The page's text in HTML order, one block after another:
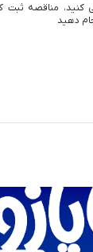
کنید، مناقصه ثبت
دهید